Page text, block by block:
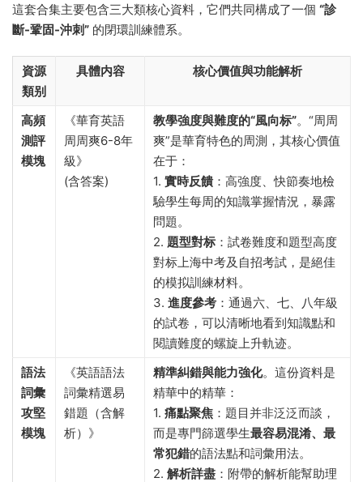
這套合集主要包含三大類核心資料，它們共同構成了一個 “診
斷-鞏固-沖刺” 的閉環訓練體系。
資源
類别
具體内容 核心價值與功能解析
高頻
測評
模塊
《華育英語
周周爽6-8年
級》
(含答案)
教學強度與難度的“風向标”。“周周
爽”是華育特色的周測，其核心價值
在于：
1. 實時反饋：高強度、快節奏地檢
驗學生每周的知識掌握情況，暴露
問題。
2. 題型對标 ：試卷難度和題型高度
對标上海中考及自招考試，是絕佳
的模拟訓練材料。
3. 進度參考 ：通過六、七、八年級
的試卷，可以清晰地看到知識點和
閱讀難度的螺旋上升軌迹。
語法
詞彙
攻堅
模塊
《英語語法
詞彙精選易
錯題（含解
析）》
精準糾錯與能力強化。這份資料是
精華中的精華：
1. 痛點聚焦 ：題目并非泛泛而談，
而是專門篩選學生最容易混淆、最
常犯錯的語法點和詞彙用法。
2. 解析詳盡 ：附帶的解析能幫助理